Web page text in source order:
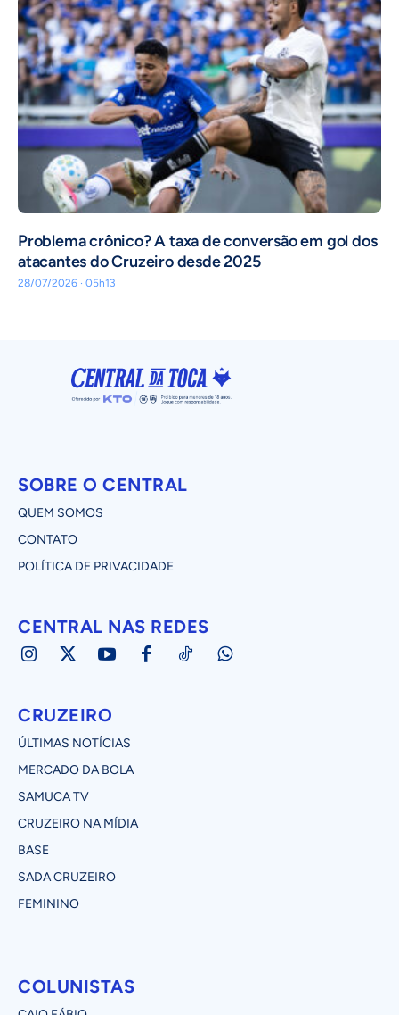
Problema crônico? A taxa de conversão em gol dos
atacantes do Cruzeiro desde 2025
28/07/2026 · 05h13
SOBRE O CENTRAL
QUEM SOMOS
CONTATO
POLÍTICA DE PRIVACIDADE
CENTRAL NAS REDES
CRUZEIRO
ÚLTIMAS NOTÍCIAS
MERCADO DA BOLA
SAMUCA TV
CRUZEIRO NA MÍDIA
BASE
SADA CRUZEIRO
FEMININO
COLUNISTAS